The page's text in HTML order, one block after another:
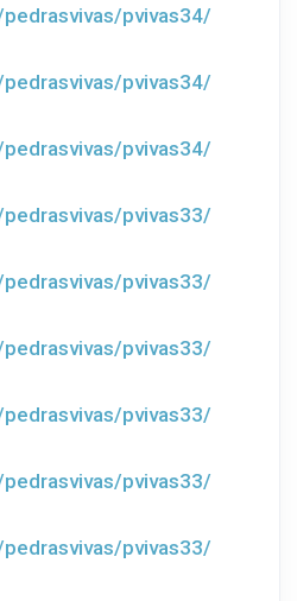
pvivas34/
pvivas34/
pvivas34/
pvivas33/
pvivas33/
pvivas33/
pvivas33/
pvivas33/
pvivas33/